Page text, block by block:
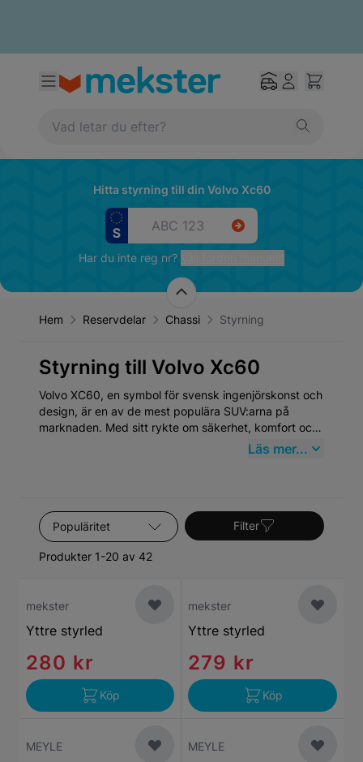
Hitta styrning till din Volvo Xc60
Har du inte reg nr?
Hem Reservdelar Chassi Styrning
Styrning till Volvo Xc60
Volvo XC60, en symbol för svensk ingenjörskonst och
design, är en av de mest populära SUV:arna på
marknaden. Med sitt rykte om säkerhet, komfort och
hållbarhet har XC60 blivit ett önskat val för familjer
kvalitativa reservdelar.
Läs mer...
Sortera efter
Produkter 1-20 av 42
Filter
mekster
Yttre styrled
280 kr
Köp
mekster
Yttre styrled
279 kr
Köp
MEYLE MEYLE